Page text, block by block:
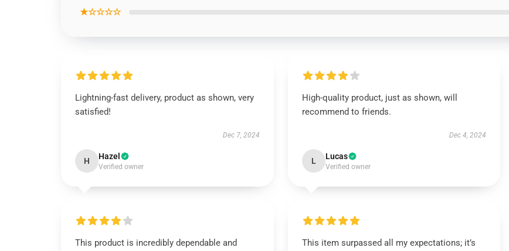
★☆☆☆☆
Lightning-fast delivery, product as shown, very
satisfied!
Dec 7, 2024
H Hazel
Verified owner
High-quality product, just as shown, will
recommend to friends.
Dec 4, 2024
L Lucas
Verified owner
This product is incredibly dependable and
This item surpassed all my expectations; it’s